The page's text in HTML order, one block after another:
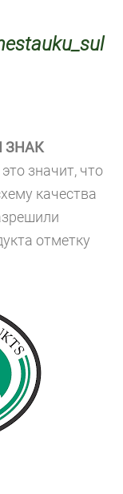
ЗНАК
это значит, что
качества
отметку